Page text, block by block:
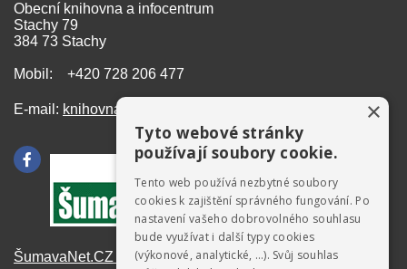
Obecní knihovna a infocentrum
Stachy 79
384 73 Stachy
Mobil: +420 728 206 477
E-mail: knihovna@stachy.net
ŠumavaNet.CZ - informace o regionu
×
Tyto webové stránky
používají soubory cookie.
Tento web používá nezbytné soubory
cookies k zajištění správného fungování. Po
nastavení vašeho dobrovolného souhlasu
bude využívat i další typy cookies
(výkonové, analytické, …). Svůj souhlas